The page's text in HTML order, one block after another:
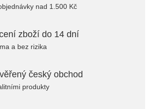
nad 1.500 Kč
zboží do 14 dní
a bez rizika
český obchod
produkty